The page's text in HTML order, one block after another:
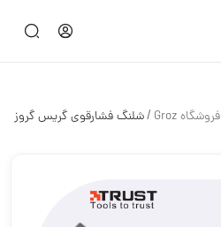
فروشگاه Groz /شلنگ فشارقوی گریس گروز